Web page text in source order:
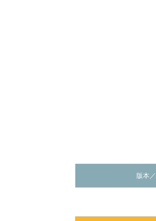
版本／